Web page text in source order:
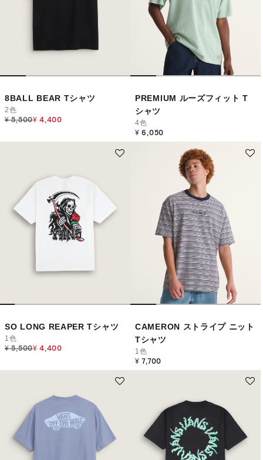
8BALL BEAR Tシャツ
2色
Price reduced from
¥ 5,500to
¥ 4,400
PREMIUM ルーズフィット T
シャツ
4色
¥ 6,050
SO LONG REAPER Tシャツ
1色
Price reduced from
¥ 5,500to
¥ 4,400
CAMERON ストライプ ニット
Tシャツ
1色
¥ 7,700